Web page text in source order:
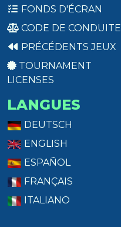
FONDS D'ÉCRAN
CODE DE CONDUITE
PRÉCÉDENTS JEUX
TOURNAMENT
LICENSES
LANGUES
DEUTSCH
ENGLISH
ESPAÑOL
FRANÇAIS
ITALIANO